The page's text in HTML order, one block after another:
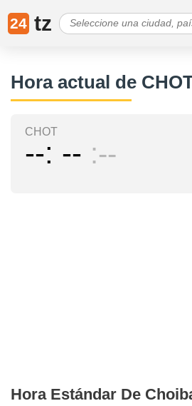
24 tz
Hora actual de
CHOT
-- -- --
Hora Estándar De